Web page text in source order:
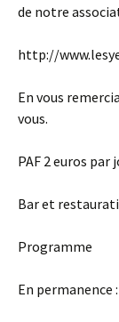
de notre
http://
En vous
vous.
PAF 2 euros par
Bar et
Programme
En permanence :